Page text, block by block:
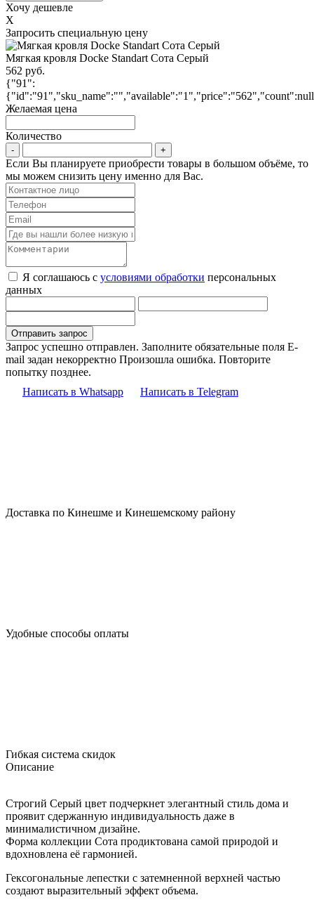
Хочу дешевле
X
Запросить специальную цену
Мягкая кровля Docke Standart Сота Серый
562 руб.
{"91":
Желаемая цена
Количество
Если Вы планируете приобрести товары в большом объёме, то
мы можем снизить цену именно для Вас.
Я соглашаюсь с условиями обработки персональных
данных
Запрос успешно отправлен. Заполните обязательные поля E-
mail задан некорректно Произошла ошибка. Повторите
попытку позднее.
Написать в Whatsapp
Написать в Telegram
Доставка по Кинешме и Кинешемскому району
Удобные способы оплаты
Гибкая система скидок
Описание
Строгий Серый цвет подчеркнет элегантный стиль дома и
проявит сдержанную индивидуальность даже в
минималистичном дизайне.
Форма коллекции Сота продиктована самой природой и
вдохновлена её гармонией.
Гексогональные лепестки с затемненной верхней частью
создают выразительный эффект объема.